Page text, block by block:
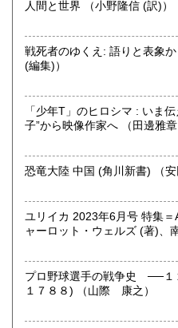
不死鳥BOOKSでは、書籍だ
ゲーム、おもちゃ、骨董品
にお問い合わせください。出
哲学宗教、歴史、社会科学、
国書、サブカルチャー、古書
オールジャンル
人間と世界 （小野隆信 (訳)）
戦死者のゆくえ: 語りと表象から （川村 邦光 (著)、川村
(編集)）
「少年T」のヒロシマ : いま
子”から映像作家へ （田
恐竜大
ユリイカ 2023年6月号 特集＝
ャーロット・ウェルズ (著)、
プロ野球選手の戦争史 ──１
１７８８) （山際 康之）